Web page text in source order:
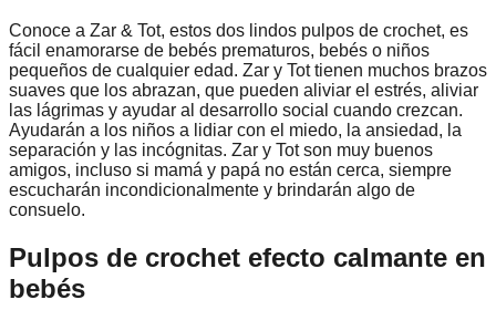
Conoce a Zar & Tot, estos dos lindos pulpos de crochet, es
fácil enamorarse de bebés prematuros, bebés o niños
pequeños de cualquier edad. Zar y Tot tienen muchos brazos
suaves que los abrazan, que pueden aliviar el estrés, aliviar
las lágrimas y ayudar al desarrollo social cuando crezcan.
Ayudarán a los niños a lidiar con el miedo, la ansiedad, la
separación y las incógnitas. Zar y Tot son muy buenos
amigos, incluso si mamá y papá no están cerca, siempre
escucharán incondicionalmente y brindarán algo de
consuelo.
Pulpos de crochet efecto calmante en
bebés